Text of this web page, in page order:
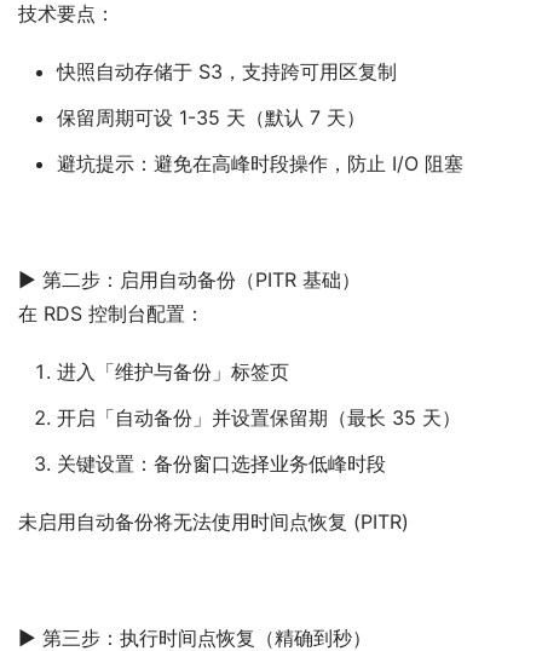
技术要点：
快照自动存储于 S3，支持跨可用区复制
保留周期可设 1-35 天（默认 7 天）
避坑提示：避免在高峰时段操作，防止 I/O 阻塞
▶ 第二步：启用自动备份（PITR 基础）
在 RDS 控制台配置：
进入「维护与备份」标签页
开启「自动备份」并设置保留期（最长 35 天）
关键设置：备份窗口选择业务低峰时段
未启用自动备份将无法使用时间点恢复 (PITR)
▶ 第三步：执行时间点恢复（精确到秒）